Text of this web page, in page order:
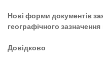
Нові форми документів
географічного зазначення
Довідково